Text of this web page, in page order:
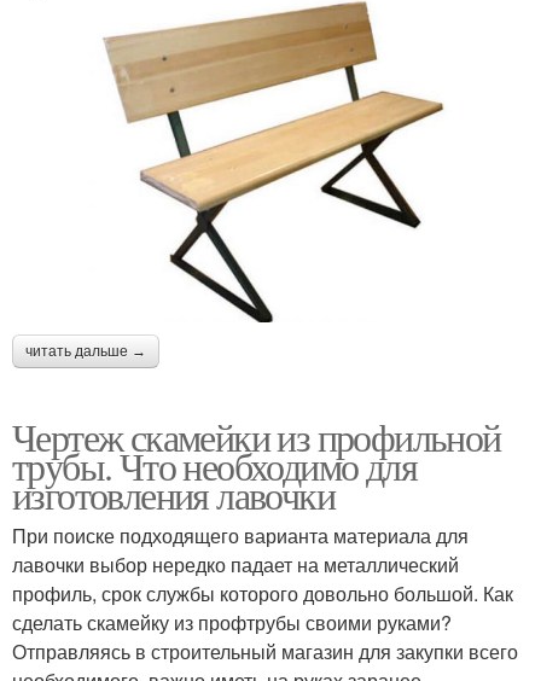
читать дальше →
Чертеж скамейки из профильной
трубы. Что необходимо для
изготовления лавочки
При поиске подходящего варианта материала для
лавочки выбор нередко падает на металлический
профиль, срок службы которого довольно большой. Как
сделать скамейку из профтрубы своими руками?
Отправляясь в строительный магазин для закупки всего